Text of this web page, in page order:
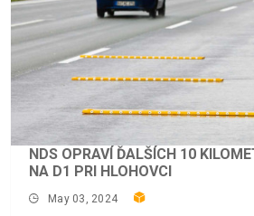
NDS OPRAVÍ ĎALŠÍCH 10
NA D1 PRI HLOHOVCI
May 03, 2024